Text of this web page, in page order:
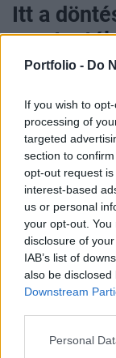
Portfolio - Do
If you wish to
processing of
targeted
section to
opt-out request
interest-based
us or personal
your opt-out.
disclosure of
IAB’s list of
also be
Downstream
Personal
Itt a
mostantól
képviselők
MTI
2026. június 08. 16:20
Alacsonyabb
költsége A
egyhangúlag
törvény és
módosítását,
csökkentése.
vonatkozó